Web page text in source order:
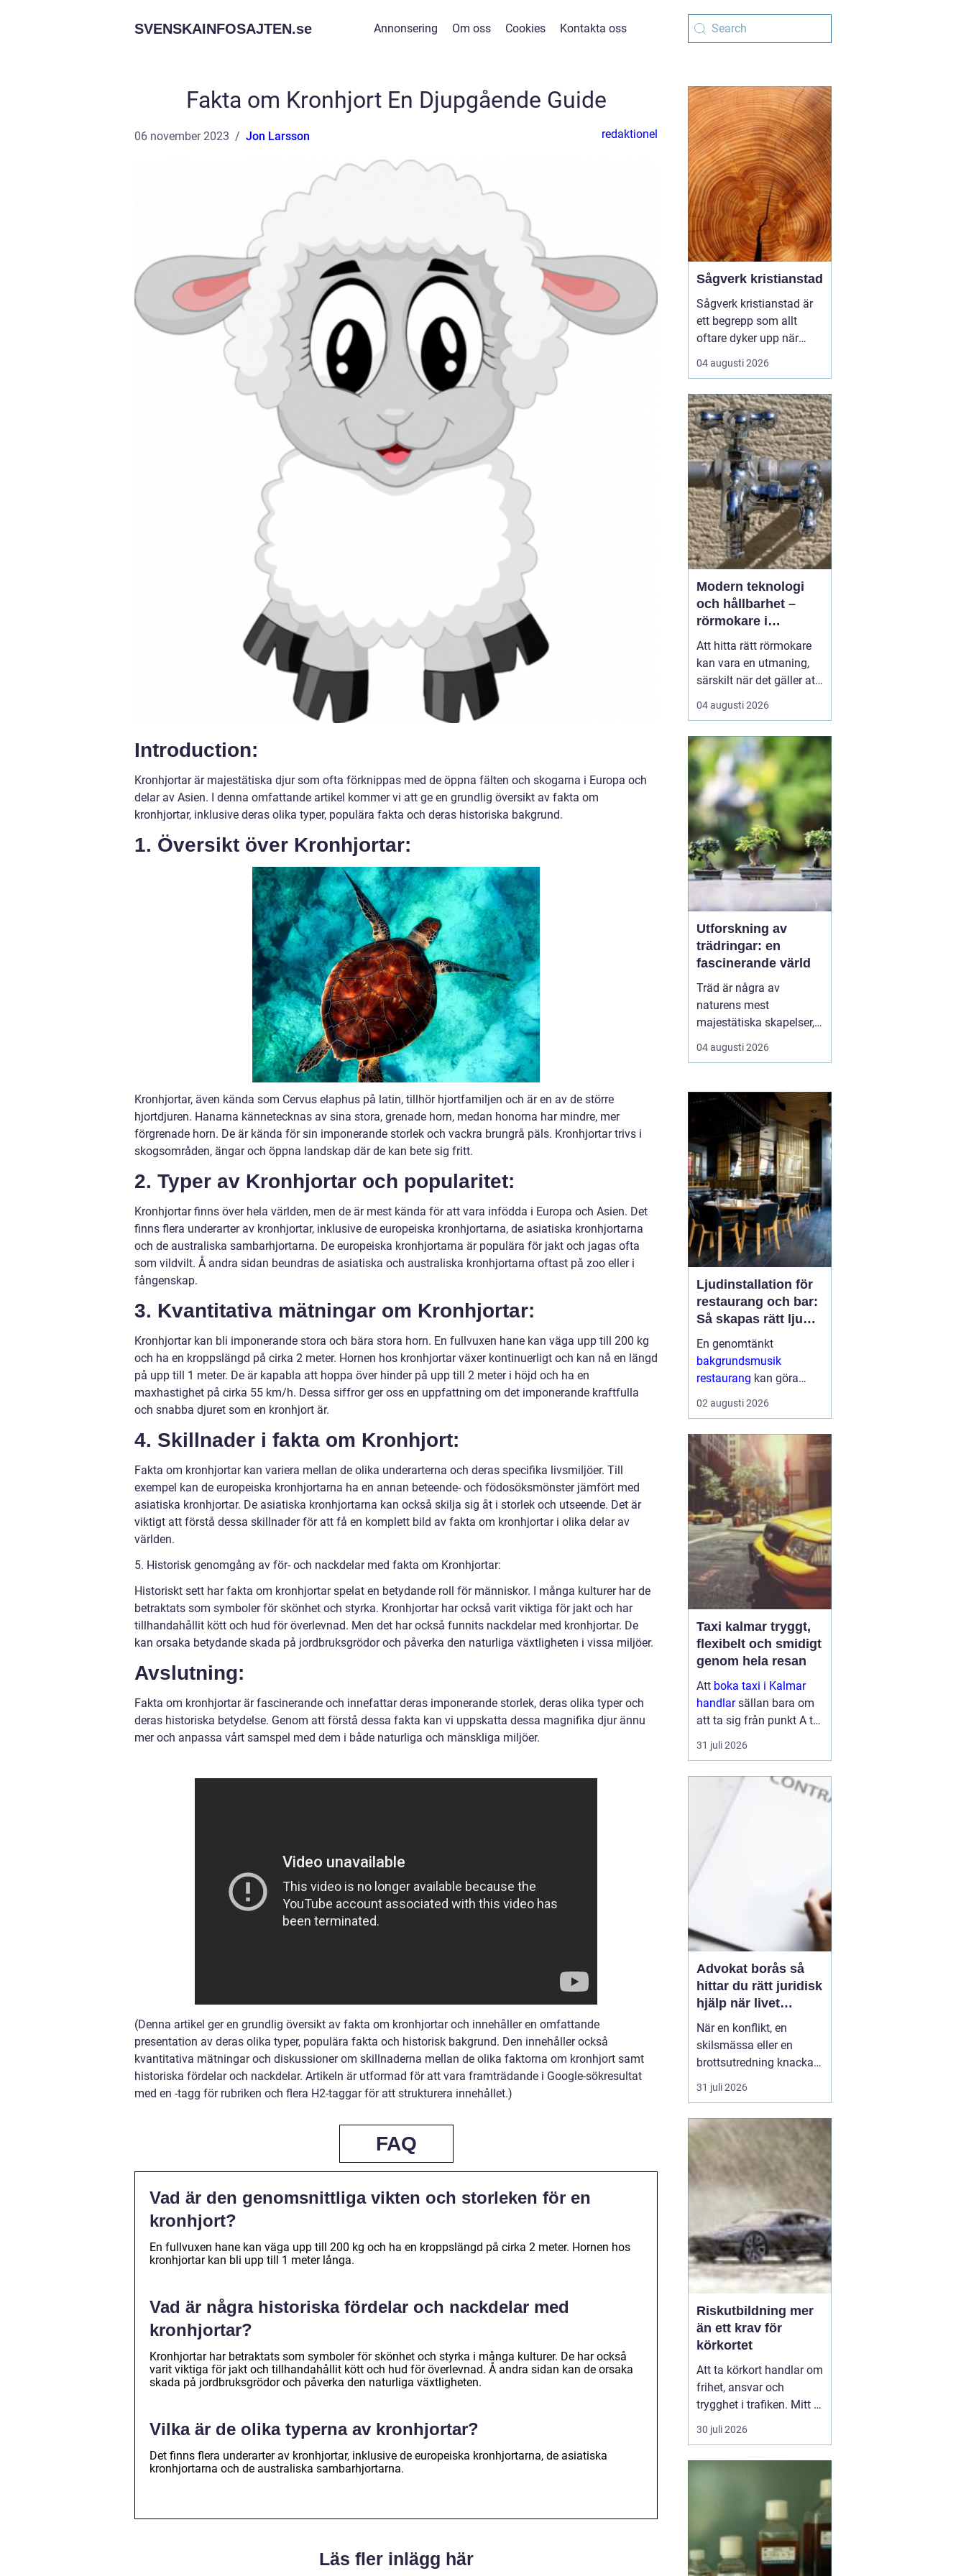
SVENSKAINFOSAJTEN.se Annonsering Om oss Cookies Kontakta oss
Fakta om Kronhjort En Djupgående Guide
06 november 2023 Jon Larsson redaktionel
Introduction:
Kronhjortar är majestätiska djur som ofta förknippas med de öppna fälten och skogarna i Europa och
delar av Asien. I denna omfattande artikel kommer vi att ge en grundlig översikt av fakta om
kronhjortar, inklusive deras olika typer, populära fakta och deras historiska bakgrund.
1. Översikt över Kronhjortar:
Kronhjortar, även kända som Cervus elaphus på latin, tillhör hjortfamiljen och är en av de större
hjortdjuren. Hanarna kännetecknas av sina stora, grenade horn, medan honorna har mindre, mer
förgrenade horn. De är kända för sin imponerande storlek och vackra brungrå päls. Kronhjortar trivs i
skogsområden, ängar och öppna landskap där de kan bete sig fritt.
2. Typer av Kronhjortar och popularitet:
Kronhjortar finns över hela världen, men de är mest kända för att vara infödda i Europa och Asien. Det
finns flera underarter av kronhjortar, inklusive de europeiska kronhjortarna, de asiatiska kronhjortarna
och de australiska sambarhjortarna. De europeiska kronhjortarna är populära för jakt och jagas ofta
som vildvilt. Å andra sidan beundras de asiatiska och australiska kronhjortarna oftast på zoo eller i
fångenskap.
3. Kvantitativa mätningar om Kronhjortar:
Kronhjortar kan bli imponerande stora och bära stora horn. En fullvuxen hane kan väga upp till 200 kg
och ha en kroppslängd på cirka 2 meter. Hornen hos kronhjortar växer kontinuerligt och kan nå en längd
på upp till 1 meter. De är kapabla att hoppa över hinder på upp till 2 meter i höjd och ha en
maxhastighet på cirka 55 km/h. Dessa siffror ger oss en uppfattning om det imponerande kraftfulla
och snabba djuret som en kronhjort är.
4. Skillnader i fakta om Kronhjort:
Fakta om kronhjortar kan variera mellan de olika underarterna och deras specifika livsmiljöer. Till
exempel kan de europeiska kronhjortarna ha en annan beteende- och födosöksmönster jämfört med
asiatiska kronhjortar. De asiatiska kronhjortarna kan också skilja sig åt i storlek och utseende. Det är
viktigt att förstå dessa skillnader för att få en komplett bild av fakta om kronhjortar i olika delar av
världen.
5. Historisk genomgång av för- och nackdelar med fakta om Kronhjortar:
Historiskt sett har fakta om kronhjortar spelat en betydande roll för människor. I många kulturer har de
betraktats som symboler för skönhet och styrka. Kronhjortar har också varit viktiga för jakt och har
tillhandahållit kött och hud för överlevnad. Men det har också funnits nackdelar med kronhjortar. De
kan orsaka betydande skada på jordbruksgrödor och påverka den naturliga växtligheten i vissa miljöer.
Avslutning:
Fakta om kronhjortar är fascinerande och innefattar deras imponerande storlek, deras olika typer och
deras historiska betydelse. Genom att förstå dessa fakta kan vi uppskatta dessa magnifika djur ännu
mer och anpassa vårt samspel med dem i både naturliga och mänskliga miljöer.
(Denna artikel ger en grundlig översikt av fakta om kronhjortar och innehåller en omfattande
presentation av deras olika typer, populära fakta och historisk bakgrund. Den innehåller också
kvantitativa mätningar och diskussioner om skillnaderna mellan de olika faktorna om kronhjort samt
historiska fördelar och nackdelar. Artikeln är utformad för att vara framträdande i Google-sökresultat
med en -tagg för rubriken och flera H2-taggar för att strukturera innehållet.)
FAQ
Vad är den genomsnittliga vikten och storleken för en
kronhjort?
En fullvuxen hane kan väga upp till 200 kg och ha en kroppslängd på cirka 2 meter. Hornen hos
kronhjortar kan bli upp till 1 meter långa.
Vad är några historiska fördelar och nackdelar med
kronhjortar?
Kronhjortar har betraktats som symboler för skönhet och styrka i många kulturer. De har också
varit viktiga för jakt och tillhandahållit kött och hud för överlevnad. Å andra sidan kan de orsaka
skada på jordbruksgrödor och påverka den naturliga växtligheten.
Vilka är de olika typerna av kronhjortar?
Det finns flera underarter av kronhjortar, inklusive de europeiska kronhjortarna, de asiatiska
kronhjortarna och de australiska sambarhjortarna.
Läs fler inlägg här
Sågverk kristianstad
Sågverk kristianstad är
ett begrepp som allt
oftare dyker upp när
husbyggare, snickare
och markägare söker
trävaror i nordöstra
skåne. Områdets långa
tradition av skogsbruk
och hantverk har skapat
en stark bas för sågverk
som k...
04 augusti 2026
Modern teknologi
och hållbarhet –
rörmokare i
Jämtland
Att hitta rätt rörmokare
kan vara en utmaning,
särskilt när det gäller att
välja bland många
erbjudanden på en
Jämtland. Kvalificerade
rörmokare är viktiga för
att s&aum...
04 augusti 2026
Utforskning av
trädringar: en
fascinerande värld
Träd är några av
naturens mest
majestätiska skapelser,
och deras årliga
växande lager kan
historia och omgivning.
04 augusti 2026
Ljudinstallation för
restaurang och bar:
Så skapas rätt ljud
för mat, dryck och
stämning
En genomtänkt
bakgrundsmusik
restaurang kan göra
skillnaden mellan en
lokal som gästerna
plats där de g&aum...
02 augusti 2026
Taxi kalmar tryggt,
flexibelt och smidigt
genom hela resan
Att boka taxi i Kalmar
handlarsällan bara om
att ta sig från punkt A till
punkt B. För många är
resan en viktig del av
semestern. En pålitlig
taxiresa kan betyda att
31 juli 2026
Advokat borås så
hittar du rätt juridisk
hjälp när livet
krånglar
När en konflikt, en
skilsmässa eller en
brottsutredning knackar
på dörren förändras
vardagen snabbt.
länge med att kontakta
jurist, ofta av oro för
kostnader eller för att de
inte vet vart de ska
vända sig. Samtidigt kan
31 juli 2026
Riskutbildning mer
än ett krav för
körkortet
Att ta körkort handlar om
frihet, ansvar och
trygghet i trafiken. Mitt i
allt detta finns
riskutbildning, som
tanke: att ge blivande
förare en realistisk bild
av r...
30 juli 2026